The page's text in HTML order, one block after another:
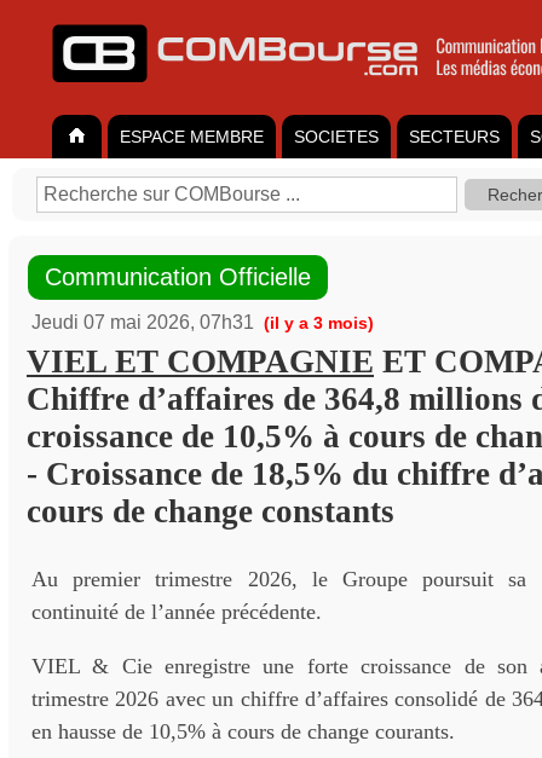
ESPACE MEMBRE SOCIETES SECTEURS
Communication Officielle
Jeudi 07 mai 2026, 07h31 (il y a 3 mois)
VIEL ET COMPAGNIE ET
Chiffre d’affaires de 364,8 millions
croissance de 10,5% à cours de
- Croissance de 18,5% du chiffre
cours de change constants
Au premier trimestre 2026, le Groupe poursuit sa
continuité de l’année précédente.
VIEL & Cie enregistre une forte croissance de son
trimestre 2026 avec un chiffre d’affaires consolidé de
en hausse de 10,5% à cours de change courants.